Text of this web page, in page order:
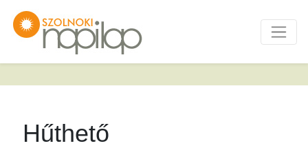
Hűthető